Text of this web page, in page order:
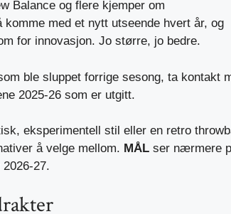
Balance og flere kjemper om
med et nytt utseende hvert år, og
for innovasjon. Jo større, jo bedre.
ble sluppet forrige sesong, ta kontakt
2025-26 som er utgitt.
eksperimentell stil eller en retro
å velge mellom. MÅL ser nærmere
27.